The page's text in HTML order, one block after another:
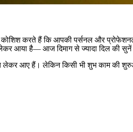
कोशिश करते हैं कि आपकी पर्सनल और
आया है— आज दिमाग से ज्यादा दिल की
लेकर आए हैं। लेकिन किसी भी शुभ काम की